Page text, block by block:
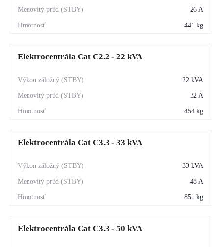
26 A
441 kg
Elektrocentrála Cat C2.2 - 22 kVA
22 kVA
32 A
454 kg
Elektrocentrála Cat C3.3 - 33 kVA
33 kVA
48 A
851 kg
Elektrocentrála Cat C3.3 - 50 kVA